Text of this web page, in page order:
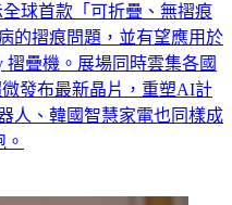
球首款「可折疊、無摺痕
的摺痕問題，並有望應用於
摺疊機。展場同時雲集各國
發布最新晶片，重塑AI計
人、韓國智慧家電也同樣成